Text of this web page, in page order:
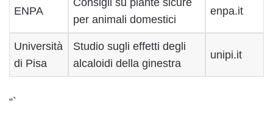
ENPA
per animali domestici
enpa.it
Università
di Pisa
Studio sugli effetti degli
alcaloidi della ginestra
unipi.it
“`